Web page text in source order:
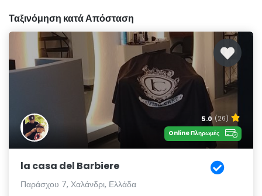
Ταξινόμηση κατά Απόσταση
5.0 (26)
Online Πληρωμές
la casa del Barbiere
Παράσχου 7, Χαλάνδρι, Ελλάδα